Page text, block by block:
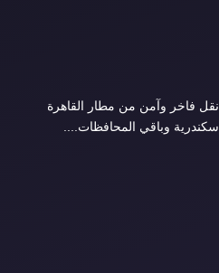
فاخر وآمن من مطار القاهرة
وباقي المحافظات....